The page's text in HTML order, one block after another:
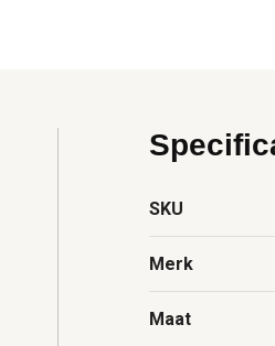
SKU
Merk
Maat